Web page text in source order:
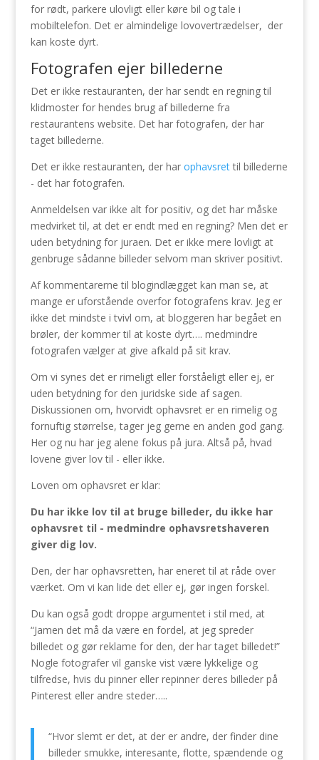
for rødt, parkere ulovligt eller køre bil og tale i
mobiltelefon. Det er almindelige lovovertrædelser, der
kan koste dyrt.
Fotografen ejer billederne
Det er ikke restauranten, der har sendt en regning til
klidmoster for hendes brug af billederne fra
restaurantens website. Det har fotografen, der har
taget billederne.
Det er ikke restauranten, der har ophavsrettil billederne
- det har fotografen.
Anmeldelsen var ikke alt for positiv, og det har måske
medvirket til, at det er endt med en regning? Men det er
uden betydning for juraen. Det er ikke mere lovligt at
genbruge sådanne billeder selvom man skriver positivt.
Af kommentarerne til blogindlægget kan man se, at
mange er uforstående overfor fotografens krav. Jeg er
ikke det mindste i tvivl om, at bloggeren har begået en
brøler, der kommer til at koste dyrt…. medmindre
fotografen vælger at give afkald på sit krav.
Om vi synes det er rimeligt eller forståeligt eller ej, er
uden betydning for den juridske side af sagen.
Diskussionen om, hvorvidt ophavsret er en rimelig og
fornuftig størrelse, tager jeg gerne en anden god gang.
Her og nu har jeg alene fokus på jura. Altså på, hvad
lovene giver lov til - eller ikke.
Loven om ophavsret er klar:
Du har ikke lov til at bruge billeder, du ikke har
ophavsret til - medmindre ophavsretshaveren
giver dig lov.
Den, der har ophavsretten, har eneret til at råde over
værket. Om vi kan lide det eller ej, gør ingen forskel.
Du kan også godt droppe argumentet i stil med, at
“Jamen det må da være en fordel, at jeg spreder
billedet og gør reklame for den, der har taget billedet!”
Nogle fotografer vil ganske vist være lykkelige og
tilfredse, hvis du pinner eller repinner deres billeder på
Pinterest eller andre steder…..
“Hvor slemt er det, at der er andre, der finder dine
billeder smukke, interesante, flotte, spændende og